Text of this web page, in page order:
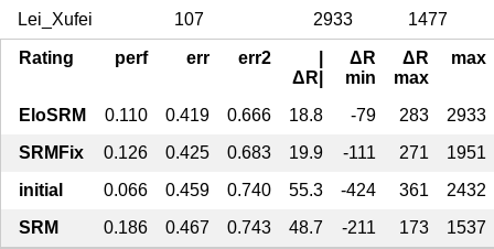
Lei_Xufei
107 2933 1477
Rating perf err err2
ΔR|
ΔR
min
ΔR
max
max
EloSRM 0.110 0.419 0.666 18.8 -79 283
2933
SRMFix
0.126 0.425 0.683 19.9 -111 271
1951
initial
0.066 0.459 0.740 55.3 -424 361
2432
SRM
0.186 0.467 0.743 48.7 -211 173 1537